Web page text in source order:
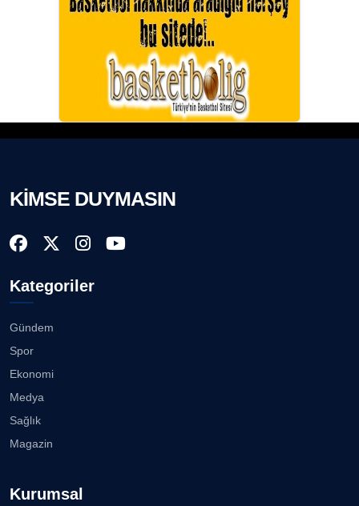
KİMSE DUYMASIN
Kategoriler
Gündem
Spor
Ekonomi
Medya
Sağlık
Magazin
Kurumsal